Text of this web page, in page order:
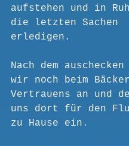
aufstehen und in
die letzten Sachen
erledigen.
Nach dem
wir noch beim
Vertrauens an und
uns dort für den
zu Hause ein.